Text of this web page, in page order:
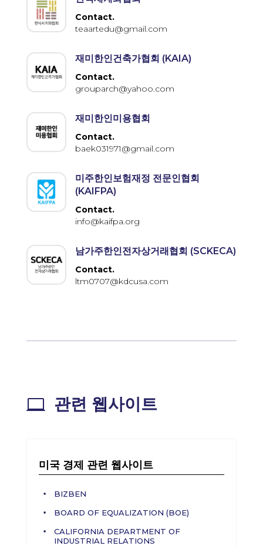
Contact.
teaartedu@gmail.com
재미한인건축가협회 (KAIA)
Contact.
grouparch@yahoo.com
재미한인미용협회
Contact.
baek031971@gmail.com
미주한인보험재정 전문인협회
(KAIFPA)
Contact.
info@kaifpa.org
남가주한인전자상거래협회 (SCKECA)
Contact.
ltm0707@kdcusa.com
 관련 웹사이트
미국 경제 관련 웹사이트
BIZBEN
BOARD OF EQUALIZATION (BOE)
CALIFORNIA DEPARTMENT OF
INDUSTRIAL RELATIONS